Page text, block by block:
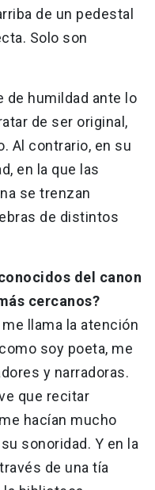
de un pedestal
Solo son
de humildad ante lo
de ser original,
Al contrario, en su
en la que las
se trenzan
de distintos
del canon
cercanos?
llama la atención
soy poeta, me
y narradoras.
que recitar
hacían mucho
sonoridad. Y en la
de una tía